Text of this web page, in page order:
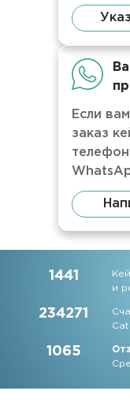
Если
заказ
1441
и
234271
1065